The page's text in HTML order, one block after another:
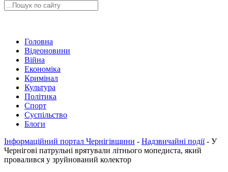
Головна
Відеоновини
Війна
Економіка
Кримінал
Культура
Політика
Спорт
Суспільство
Блоги
Інформаційний портал Чернігівщини - Надзвичайні події- У
Чернігові патрульні врятували літнього мопедиста, який
провалився у зруйнований колектор